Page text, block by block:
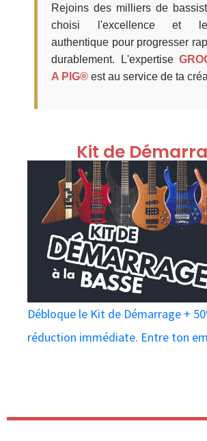
Rejoins des milliers de
choisi l'excellence et
authentique pour progresser
durablement. L'expertise
A PIG® est au service de ta
Kit de
Débloque le Kit de Démarrage +
réduction immédiate. Entre ton